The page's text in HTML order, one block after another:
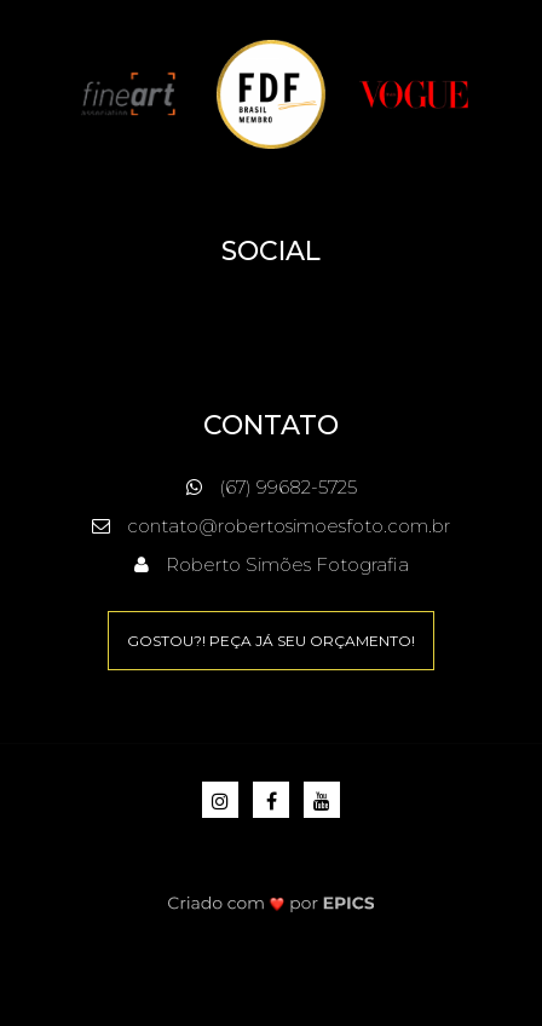
SOCIAL
CONTATO
(67) 99682-5725
contato@robertosimoesfoto.com.br
Roberto Simões Fotografia
GOSTOU?! PEÇA JÁ SEU ORÇAMENTO!